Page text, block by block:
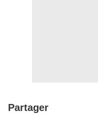
Partager